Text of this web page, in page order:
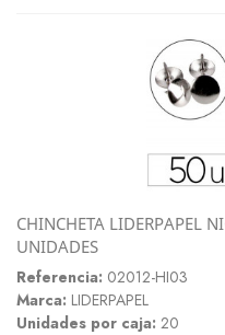
CHINCHETA LIDERPAPEL
UNIDADES
Referencia: 02012-HI03
Marca: LIDERPAPEL
Unidades por caja: 20